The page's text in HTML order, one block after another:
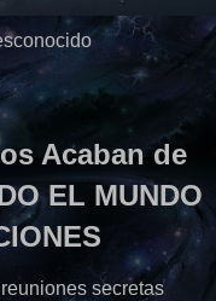
Acaban de
EL MUNDO
secretas